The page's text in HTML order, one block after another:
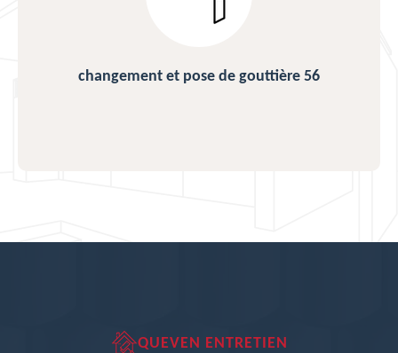
changement et pose de gouttière 56
QUEVEN ENTRETIEN